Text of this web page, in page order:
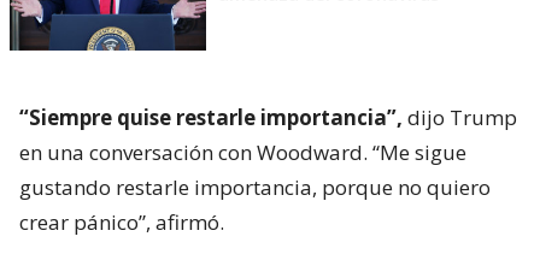
“Siempre quise restarle importancia”, dijo Trump
en una conversación con Woodward. “Me sigue
gustando restarle importancia, porque no quiero
crear pánico”, afirmó.